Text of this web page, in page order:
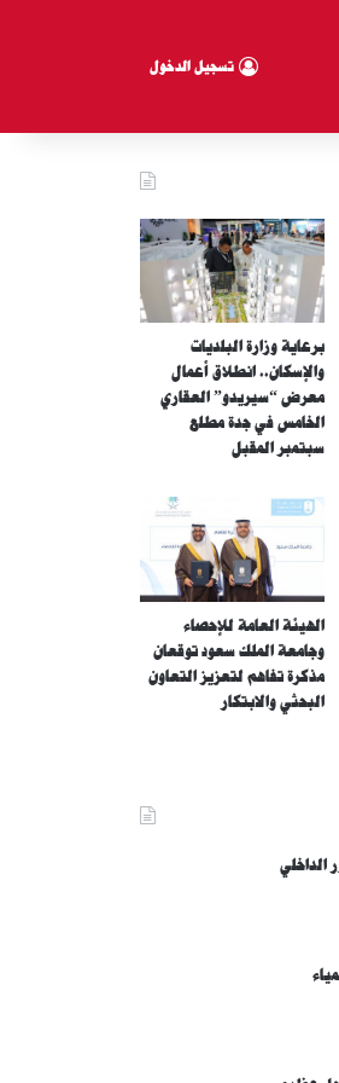
تسجيل الدخول
برعاية وزارة البلديات
والإسكان.. انطلاق أعمال
معرض “سيريدو” العقاري
الخامس في جدة مطلع
سبتمبر المقبل
الهيئة العامة للإحصاء
وجامعة الملك سعود توقعان
مذكرة تفاهم لتعزيز التعاون
البحثي والابتكار
الداخلي